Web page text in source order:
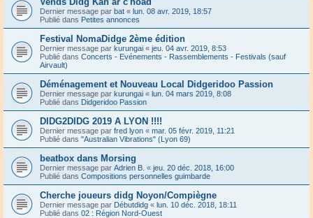
Dernier message par bat « lun. 08 avr. 2019, 18:57
Publié dans Petites annonces
Festival NomaDidge 2ème édition
Dernier message par kurungai « jeu. 04 avr. 2019, 8:53
Publié dans Concerts - Evénements - Rassemblements - Festivals (sauf
Airvault)
Déménagement et Nouveau Local Didgeridoo Passion
Dernier message par kurungai « lun. 04 mars 2019, 8:08
Publié dans Didgeridoo Passion
DIDG2DIDG 2019 A LYON !!!!
Dernier message par fred lyon « mar. 05 févr. 2019, 11:21
Publié dans "Australian Vibrations" (Lyon 69)
beatbox dans Morsing
Dernier message par Adrien B. « jeu. 20 déc. 2018, 16:00
Publié dans Compositions personnelles guimbarde
Cherche joueurs didg Noyon/Compiègne
Dernier message par Débutdidg « lun. 10 déc. 2018, 18:11
Publié dans 02 : Région Nord-Ouest